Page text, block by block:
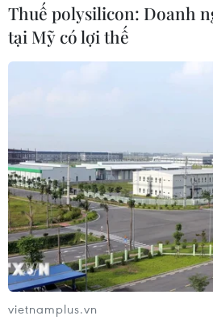
TIN CÙNG CHUYÊN MỤC
07/08/2026 13:16
Bộ Tài chính: Thống nhất bốn
Chương trình mục tiêu quốc
thành một tổng thể
07/08/2026 13:06
Thuế polysilicon: Doanh
tại Mỹ có lợi thế
vietnamplus.vn